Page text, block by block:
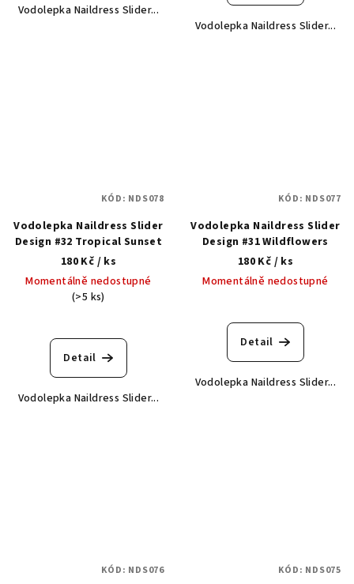
Vodolepka Naildress Slider...
Vodolepka Naildress Slider...
Vodolepka Naildress Slider
Design #32 Tropical Sunset
180 Kč / ks
Momentálně nedostupné
(>5 ks)
Detail
Vodolepka Naildress Slider...
KÓD: NDS078
Vodolepka Naildress Slider
Design #31 Wildflowers
180 Kč / ks
Momentálně nedostupné
Detail
Vodolepka Naildress Slider...
KÓD: NDS077
KÓD: NDS076 KÓD: NDS075